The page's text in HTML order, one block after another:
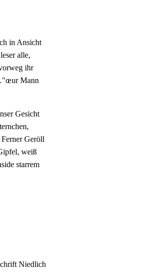
in Ansicht
alle,
ihr
Mann
Gesicht
Geröll
weiß
starrem